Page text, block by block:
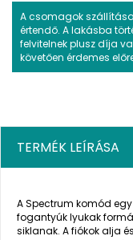
A csomagok
értendő. A lakásba
felvitelnek plusz díja
követően érdemes
TERMÉK LEÍRÁSA
A Spectrum komód
fogantyúk lyukak
siklanak. A fiókok alja